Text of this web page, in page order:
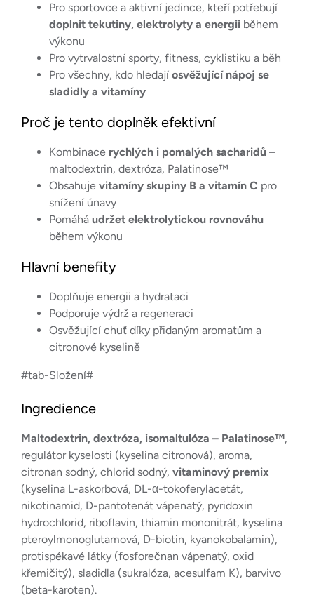
Pro sportovce a aktivní jedince, kteří potřebují
doplnit tekutiny, elektrolyty a energii během
výkonu
Pro vytrvalostní sporty, fitness, cyklistiku a běh
Pro všechny, kdo hledají osvěžující nápoj se
sladidly a vitamíny
Proč je tento doplněk efektivní
Kombinace rychlých i pomalých sacharidů –
maltodextrin, dextróza, Palatinose™
Obsahuje vitamíny skupiny B a vitamín C pro
snížení únavy
Pomáhá udržet elektrolytickou rovnováhu
během výkonu
Hlavní benefity
Doplňuje energii a hydrataci
Podporuje výdrž a regeneraci
Osvěžující chuť díky přidaným aromatům a
citronové kyselině
#tab-Složení#
Ingredience
Maltodextrin, dextróza, isomaltulóza – Palatinose™,
regulátor kyselosti (kyselina citronová), aroma,
citronan sodný, chlorid sodný, vitaminový premix
(kyselina L-askorbová, DL-α-tokoferylacetát,
nikotinamid, D-pantotenát vápenatý, pyridoxin
hydrochlorid, riboflavin, thiamin mononitrát, kyselina
pteroylmonoglutamová, D-biotin, kyanokobalamin),
protispékavé látky (fosforečnan vápenatý, oxid
křemičitý), sladidla (sukralóza, acesulfam K), barvivo
(beta-karoten).